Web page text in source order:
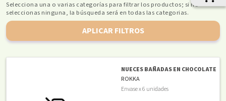
Selecciona una o varias categorías para filtrar los productos; si no
seleccionas ninguna, la búsqueda será en todas las categorias.
APLICAR FILTROS
NUECES BAÑADAS EN CHOCOLATE
ROKKA
Envase x 6 unidades